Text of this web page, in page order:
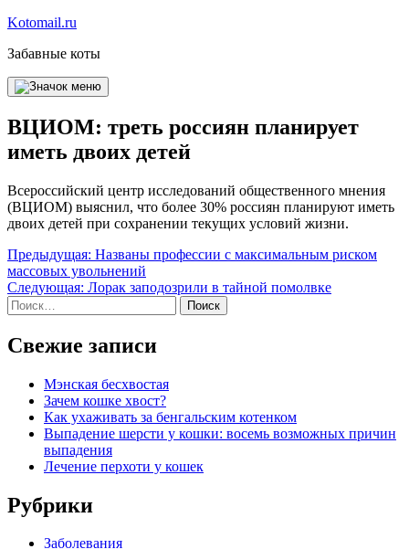
Перейти
содержимому
Kotomail.ru
Забавные коты
ВЦИОМ: треть россиян планирует
иметь двоих детей
Всероссийский центр исследований общественного мнения
(ВЦИОМ) выяснил, что более 30% россиян планируют иметь
двоих детей при сохранении текущих условий жизни.
Навигация
по
записям
Предыдущая: Названы профессии с максимальным риском
массовых увольнений
Следующая: Лорак заподозрили в тайной помолвке
Найти:
Свежие записи
Мэнская бесхвостая
Зачем кошке хвост?
Как ухаживать за бенгальским котенком
Выпадение шерсти у кошки: восемь возможных причин
выпадения
Лечение перхоти у кошек
Рубрики
Заболевания